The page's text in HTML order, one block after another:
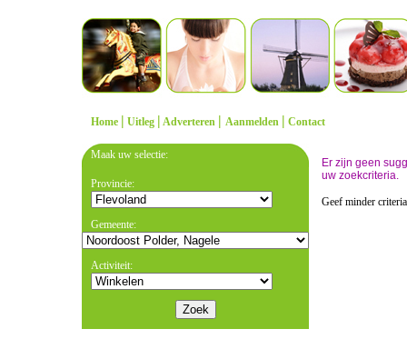
Home | Uitleg | Adverteren | Aanmelden | Contact
Maak uw selectie:
Provincie:
Gemeente:
Activiteit:
Er zijn geen
uw zoekcriteria.
Geef minder